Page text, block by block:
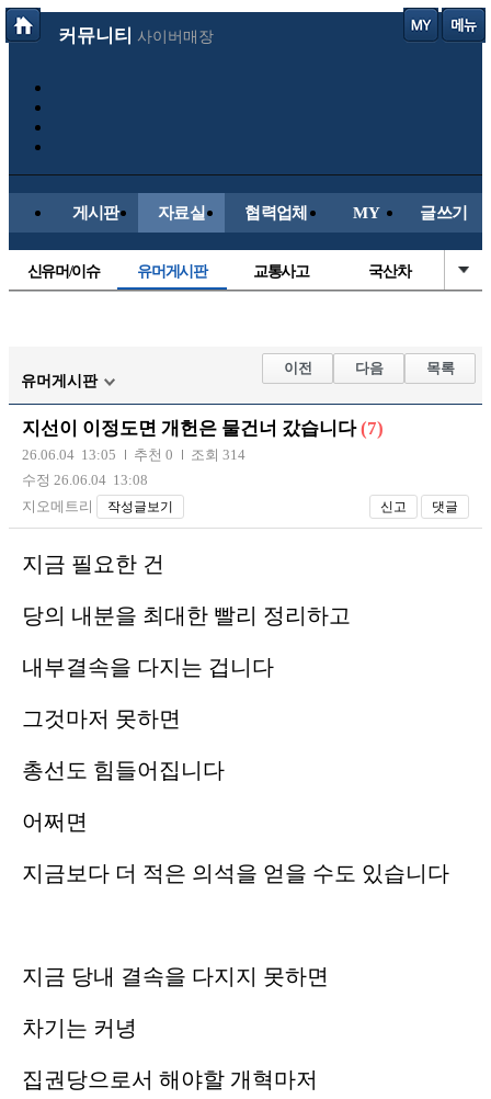
커뮤니티 사이버매장
게시판 자료실 협력업체 MY 글쓰기
신유머/이슈 유머게시판 교통사고 국산차
자유사진 군사/무기
트럭/버스
장착시공사진
유머게시판
이전 다음 목록
지선이 이정도면 개헌은 물건너 갔습니다 (7)
26.06.04 13:05 추천 0
조회 314
수정 26.06.04 13:08
지오메트리
작성글보기 신고 댓글
지금 필요한 건
당의 내분을 최대한 빨리 정리하고
내부결속을 다지는 겁니다
그것마저 못하면
총선도 힘들어집니다
어쩌면
지금보다 더 적은 의석을 얻을 수도 있습니다
지금 당내 결속을 다지지 못하면
차기는 커녕
집권당으로서 해야할 개혁마저